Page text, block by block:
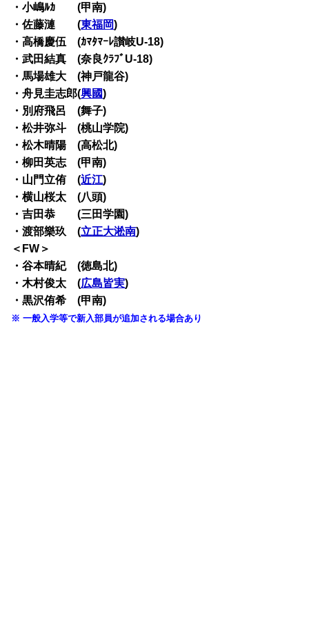
・小嶋ﾙｶ (甲南)
・佐藤漣 (東福岡)
・高橋慶伍 (ｶﾏﾀﾏｰﾚ讃岐U-18)
・武田結真 (奈良ｸﾗﾌﾞU-18)
・馬場雄大 (神戸龍谷)
・舟見圭志郎(興國)
・別府飛呂 (舞子)
・松井弥斗 (桃山学院)
・松木晴陽 (高松北)
・柳田英志 (甲南)
・山門立侑 (近江)
・横山桜太 (八頭)
・吉田恭 (三田学園)
・渡部樂玖 (立正大淞南)
＜FW＞
・谷本晴紀 (徳島北)
・木村俊太 (広島皆実)
・黒沢侑希 (甲南)
※ 一般入学等で新入部員が追加される場合あり